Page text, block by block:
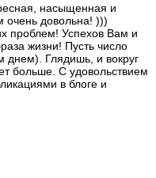
насыщенная и
очень довольна! )))
проблем! Успехов Вам и
жизни! Пусть число
днем). Глядишь, и вокруг
больше. С удовольствием
в блоге и